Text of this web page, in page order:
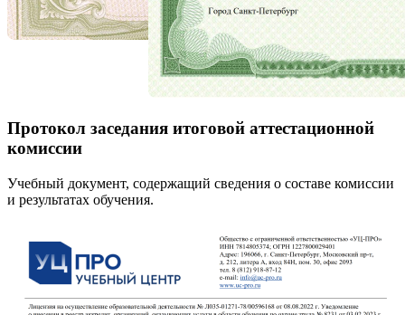
Протокол заседания итоговой аттестационной
комиссии
Учебный документ, содержащий сведения о составе комиссии
и результатах обучения.